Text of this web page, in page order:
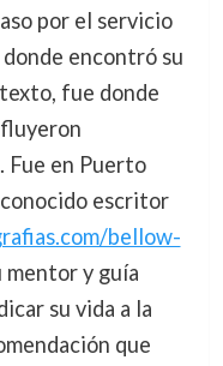
por el servicio
encontró su
fue donde
Fue en Puerto
escritor
bellow-
mentor y guía
su vida a la
que